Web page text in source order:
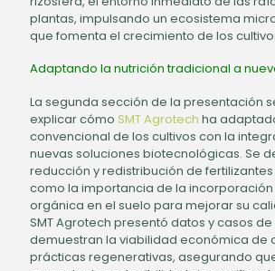
plantas, impulsando un ecosistema
que fomenta el crecimiento de los
Adaptando la nutrición tradicional a
La segunda sección de la presentación
explicar cómo SMT Agrotech ha
convencional de los cultivos con la
nuevas soluciones biotecnológicas. Se
reducción y redistribución de
como la importancia de la
orgánica en el suelo para mejorar su
SMT Agrotech presentó datos y casos
demuestran la viabilidad económica de
prácticas regenerativas, asegurando